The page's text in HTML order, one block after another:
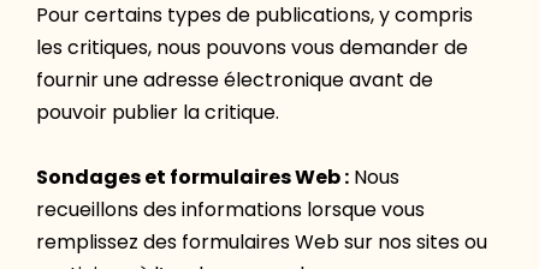
Pour certains types de publications, y compris
les critiques, nous pouvons vous demander de
fournir une adresse électronique avant de
pouvoir publier la critique.
Sondages et formulaires Web : Nous
recueillons des informations lorsque vous
remplissez des formulaires Web sur nos sites ou